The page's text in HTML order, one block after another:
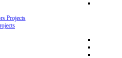
Projects